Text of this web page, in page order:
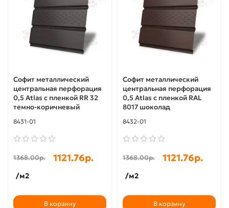
Софит металлический
центральная перфорация
0,5 Atlas с пленкой RR 32
темно-коричневый
8431-01
1368.00р. 1121.76р.
/м2
В корзину
Софит металлический
центральная перфорация
0,5 Atlas с пленкой RAL
8017 шоколад
8432-01
1368.00р. 1121.76р.
/м2
В корзину